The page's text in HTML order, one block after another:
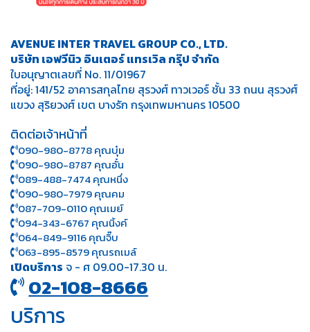
AVENUE INTER TRAVEL GROUP CO., LTD.
บริษัท เอฟวีนิว อินเตอร์ แทรเวิล กรุ๊ป จำกัด
ใบอนุญาตเลขที่ No. 11/01967
ที่อยู่: 141/52 อาคารสกุลไทย สุรวงศ์ ทาวเวอร์ ชั้น 33 ถนน สุรวงศ์
แขวง สุริยวงศ์ เขต บางรัก กรุงเทพมหานคร 10500
ติดต่อเจ้าหน้าที่
090-980-8778 คุณบุ๋ม
090-980-8787 คุณอั๋น
089-488-7474 คุณหนึ่ง
090-980-7979 คุณคม
087-709-0110 คุณเมย์
094-343-6767 คุณนิ้งค์
064-849-9116 คุณจิ๊บ
063-895-8 579คุณรถเมล์
เปิดบริการ จ - ศ 09.00-17.30 น.
02-108-8666
บริการ